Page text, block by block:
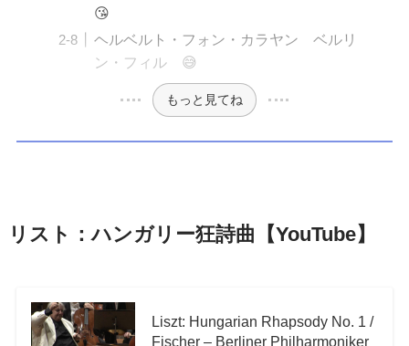
😘
ヘルベルト・フォン・カラヤン ベルリ
ン・フィル 😅
もっと見てね
リスト：ハンガリー狂詩曲【YouTube】
Liszt: Hungarian Rhapsody No. 1 /
Fischer – Berliner Philharmoniker